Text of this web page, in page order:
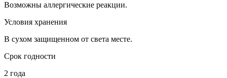
Возможны аллергические реакции.
Условия хранения
В сухом защищенном от света месте.
Срок годности
2 года